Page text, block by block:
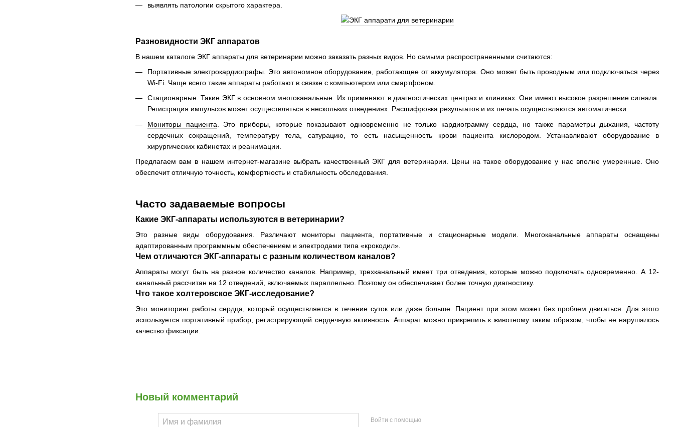
выявлять патологии скрытого характера.
Разновидности ЭКГ аппаратов
В нашем каталоге ЭКГ аппараты для ветеринарии можно заказать разных видов. Но самыми распространенными считаются:
Портативные электрокардиографы. Это автономное оборудование, работающее от аккумулятора. Оно может быть проводным или подключаться через
Wi-Fi. Чаще всего такие аппараты работают в связке с компьютером или смартфоном.
Стационарные. Такие ЭКГ в основном многоканальные. Их применяют в диагностических центрах и клиниках. Они имеют высокое разрешение сигнала.
Регистрация импульсов может осуществляться в нескольких отведениях. Расшифровка результатов и их печать осуществляются автоматически.
Мониторы пациента . Это приборы, которые показывают одновременно не только кардиограмму сердца, но также параметры дыхания, частоту
сердечных сокращений, температуру тела, сатурацию, то есть насыщенность крови пациента кислородом. Устанавливают оборудование в
хирургических кабинетах и реанимации.
Предлагаем вам в нашем интернет-магазине выбрать качественный ЭКГ для ветеринарии. Цены на такое оборудование у нас вполне умеренные. Оно
обеспечит отличную точность, комфортность и стабильность обследования.
Часто задаваемые вопросы
Какие ЭКГ-аппараты используются в ветеринарии?
Это разные виды оборудования. Различают мониторы пациента, портативные и стационарные модели. Многоканальные аппараты оснащены
адаптированным программным обеспечением и электродами типа «крокодил».
Чем отличаются ЭКГ-аппараты с разным количеством каналов?
Аппараты могут быть на разное количество каналов. Например, трехканальный имеет три отведения, которые можно подключать одновременно. А 12-
канальный рассчитан на 12 отведений, включаемых параллельно. Поэтому он обеспечивает более точную диагностику.
Что такое холтеровское ЭКГ-исследование?
Это мониторинг работы сердца, который осуществляется в течение суток или даже больше. Пациент при этом может без проблем двигаться. Для этого
используется портативный прибор, регистрирующий сердечную активность. Аппарат можно прикрепить к животному таким образом, чтобы не нарушалось
качество фиксации.
Новый комментарий
Войти с помощью